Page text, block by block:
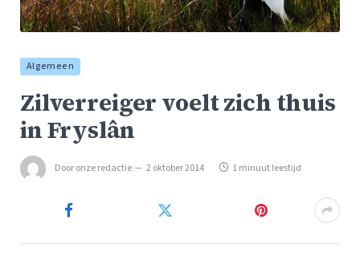
Algemeen
Zilverreiger voelt zich thuis
in Fryslân
Dooronze redactie 2 oktober 2014 1 minuut leestijd